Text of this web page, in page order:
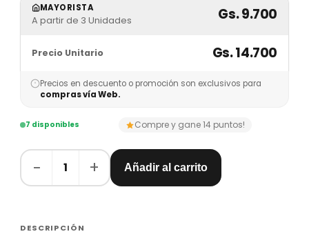
MAYORISTA
A partir de 3 Unidades Gs. 9.700
Precio Unitario Gs. 14.700
Precios en descuento o promoción son exclusivos para
compras vía Web.
7 disponibles Compre y gane 14 puntos!
− 1 + Añadir al carrito
DESCRIPCIÓN